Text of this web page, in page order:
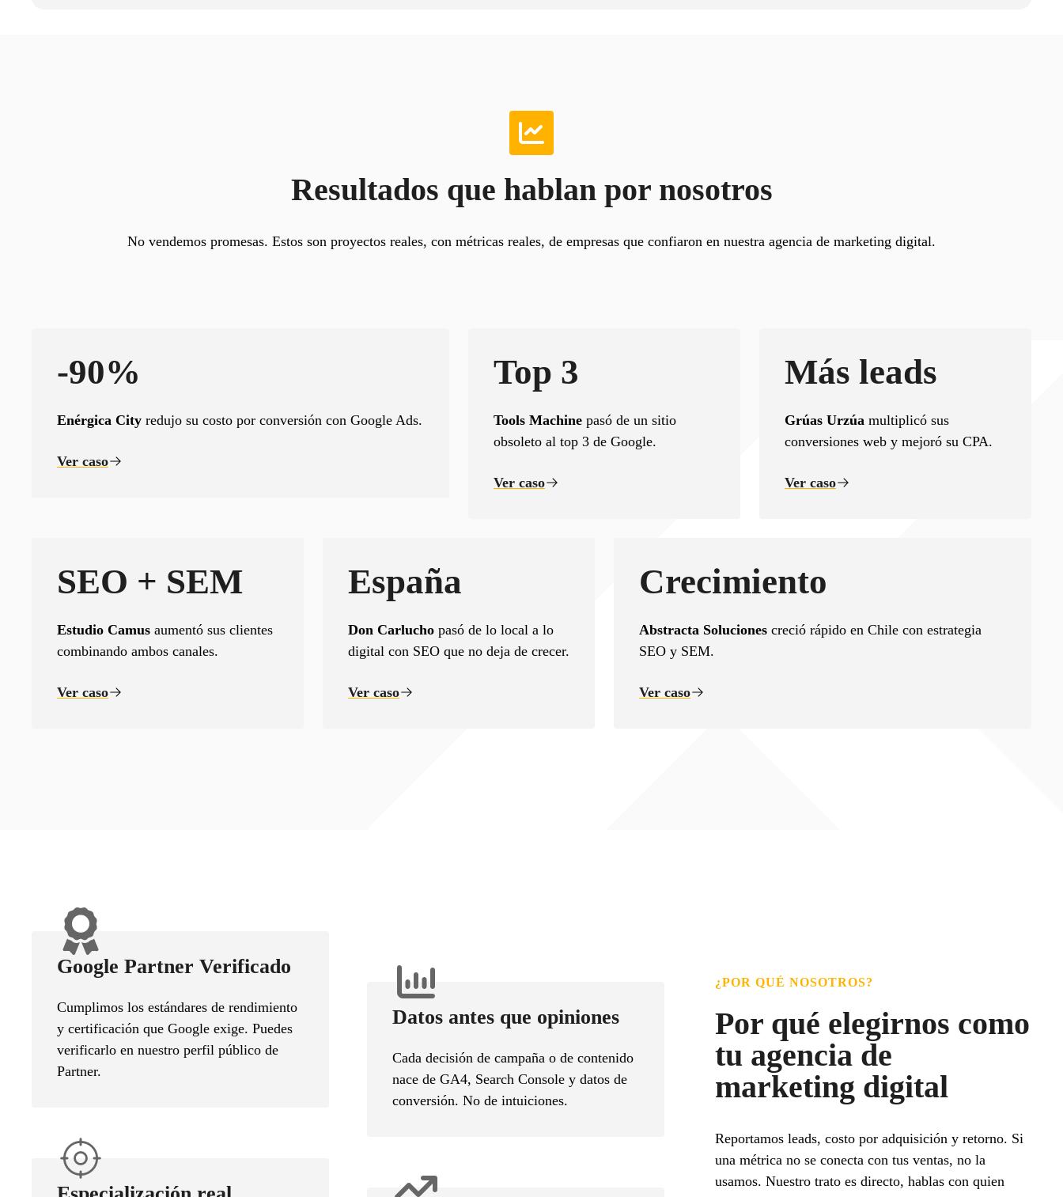
Resultados que hablan por nosotros
No vendemos promesas. Estos son proyectos reales, con métricas reales, de empresas que confiaron en nuestra agencia de marketing digital.
-90%
Enérgica City redujo su costo por conversión con Google Ads.
Ver caso
Más leads
Grúas Urzúa multiplicó sus
conversiones web y mejoró su CPA.
Ver caso
Top 3
Tools Machine pasó de un sitio
obsoleto al top 3 de Google.
Ver caso
SEO + SEM
Estudio Camus aumentó sus clientes
combinando ambos canales.
Ver caso
España
Don Carlucho pasó de lo local a lo
digital con SEO que no deja de crecer.
Ver caso
Crecimiento
Abstracta Soluciones creció rápido en Chile con estrategia
SEO y SEM.
Ver caso
Google Partner Verificado
Cumplimos los estándares de rendimiento
y certificación que Google exige. Puedes
verificarlo en nuestro perfil público de
Partner.
Datos antes que opiniones
Cada decisión de campaña o de contenido
nace de GA4, Search Console y datos de
conversión. No de intuiciones.
¿POR QUÉ NOSOTROS?
Por qué elegirnos como
tu agencia de
marketing digital
Reportamos leads, costo por adquisición y retorno. Si
una métrica no se conecta con tus ventas, no la
usamos. Nuestro trato es directo, hablas con quien